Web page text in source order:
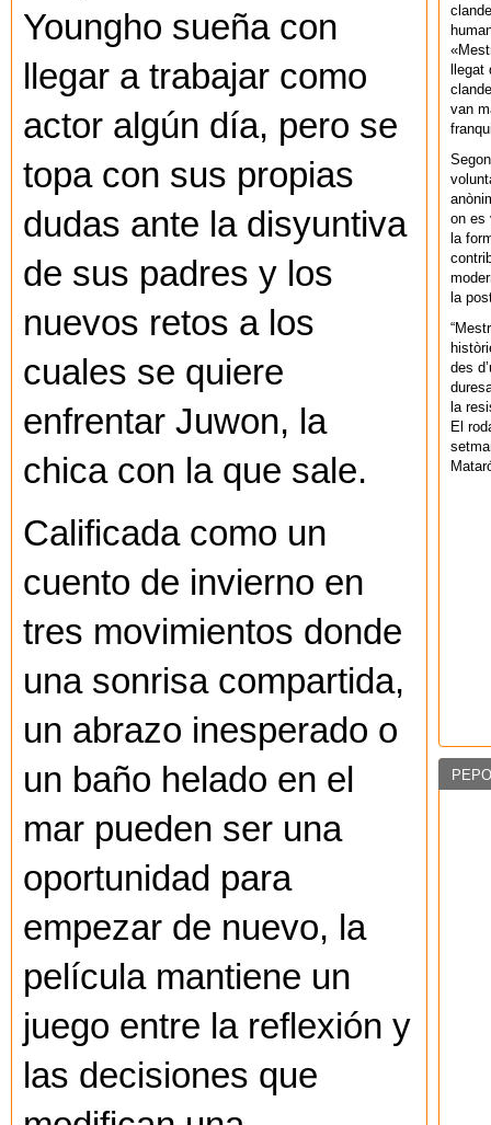
Youngho sueña con
llegar a trabajar como
actor algún día, pero se
topa con sus propias
dudas ante la disyuntiva
de sus padres y los
nuevos retos a los
cuales se quiere
enfrentar Juwon, la
chica con la que sale.
Calificada como un
cuento de invierno en
tres movimientos donde
una sonrisa compartida,
un abrazo inesperado o
un baño helado en el
mar pueden ser una
oportunidad para
empezar de nuevo, la
película mantiene un
juego entre la reflexión y
las decisiones que
van
on es
la
la
des
la
El